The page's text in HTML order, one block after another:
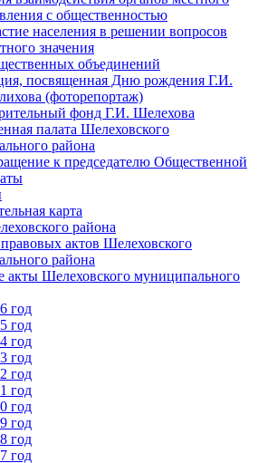
с общественностью
населения в решении вопросов
значения
объединений
посвященная Дню рождения Г.И.
(фоторепортаж)
фонд Г.И. Шелехова
палата Шелеховского
района
к председателю Общественной
карта
района
актов Шелеховского
района
акты Шелеховского муниципального
год
год
год
год
год
год
год
год
год
год